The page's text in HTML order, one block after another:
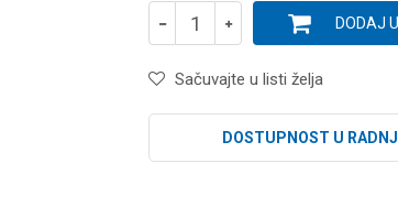
DODAJ
Sačuvajte u listi želja
DOSTUPNOST U